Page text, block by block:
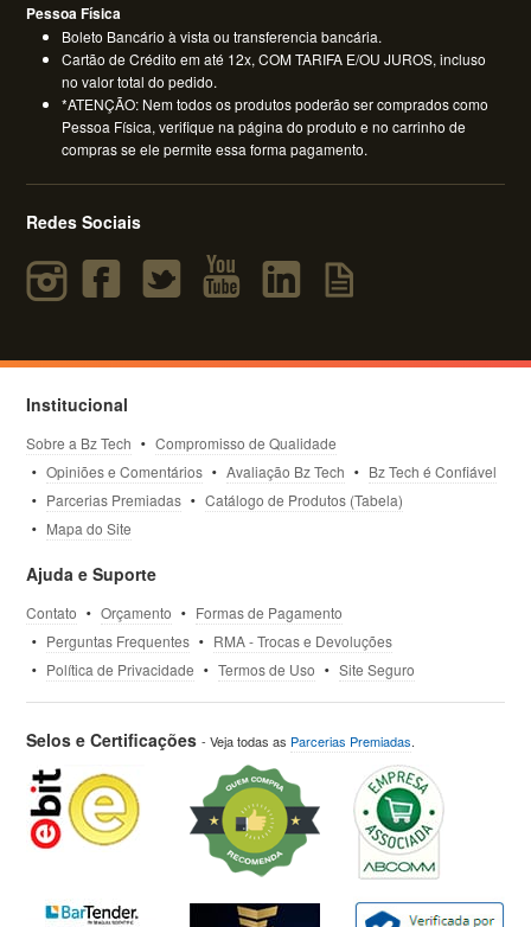
Pessoa Física
Boleto Bancário à vista ou transferencia bancária.
Cartão de Crédito em até 12x, COM TARIFA E/OU JUROS, incluso
no valor total do pedido.
*ATENÇÃO: Nem todos os produtos poderão ser comprados como
Pessoa Física, verifique na página do produto e no carrinho de
compras se ele permite essa forma pagamento.
Redes Sociais
Institucional
Sobre a Bz Tech
Compromisso de Qualidade
Opiniões e Comentários
Avaliação Bz Tech
Bz Tech é Confiável
Parcerias Premiadas
Catálogo de Produtos (Tabela)
Mapa do Site
Ajuda e Suporte
Contato Orçamento
Formas de Pagamento
Perguntas Frequentes
RMA - Trocas e Devoluções
Política de Privacidade
Termos de Uso Site Seguro
Selos e Certificações- Veja todas as Parcerias Premiadas.